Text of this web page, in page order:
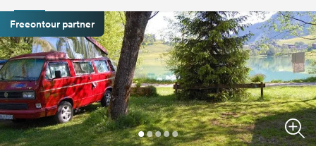
Campings
Magazine
Partners
Registreren
Inloggen
Freeontour partner